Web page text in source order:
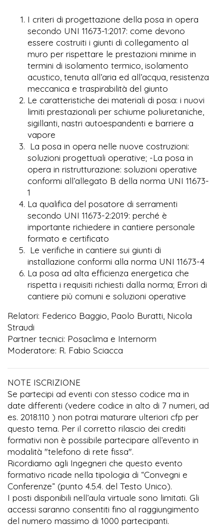
I criteri di progettazione della posa in opera
secondo UNI 11673-1:2017: come devono
essere costruiti i giunti di collegamento al
muro per rispettare le prestazioni minime in
termini di isolamento termico, isolamento
acustico, tenuta all’aria ed all’acqua, resistenza
meccanica e traspirabilità del giunto
Le caratteristiche dei materiali di posa: i nuovi
limiti prestazionali per schiume poliuretaniche,
sigillanti, nastri autoespandenti e barriere a
vapore
La posa in opera nelle nuove costruzioni:
soluzioni progettuali operative; -La posa in
opera in ristrutturazione: soluzioni operative
conformi all’allegato B della norma UNI 11673-
1
La qualifica del posatore di serramenti
secondo UNI 11673-2:2019: perché è
importante richiedere in cantiere personale
formato e certificato
Le verifiche in cantiere sui giunti di
installazione conformi alla norma UNI 11673-4
La posa ad alta efficienza energetica che
rispetta i requisiti richiesti dalla norma; Errori di
cantiere più comuni e soluzioni operative
Relatori: Federico Baggio, Paolo Buratti, Nicola
Straudi
Partner tecnici: Posaclima e Internorm
Moderatore: R. Fabio Sciacca
NOTE ISCRIZIONE
Se partecipi ad eventi con stesso codice ma in
date differenti (vedere codice in alto di 7 numeri, ad
es. 2018.110 ) non potrai maturare ulteriori cfp per
questo tema. Per il corretto rilascio dei crediti
formativi non è possibile partecipare all’evento in
modalità "telefono di rete fissa".
Ricordiamo agli Ingegneri che questo evento
formativo ricade nella tipologia di “Convegni e
Conferenze” (punto 4.5.4. del Testo Unico).
I posti disponibili nell’aula virtuale sono limitati. Gli
accessi saranno consentiti fino al raggiungimento
del numero massimo di 1000 partecipanti.